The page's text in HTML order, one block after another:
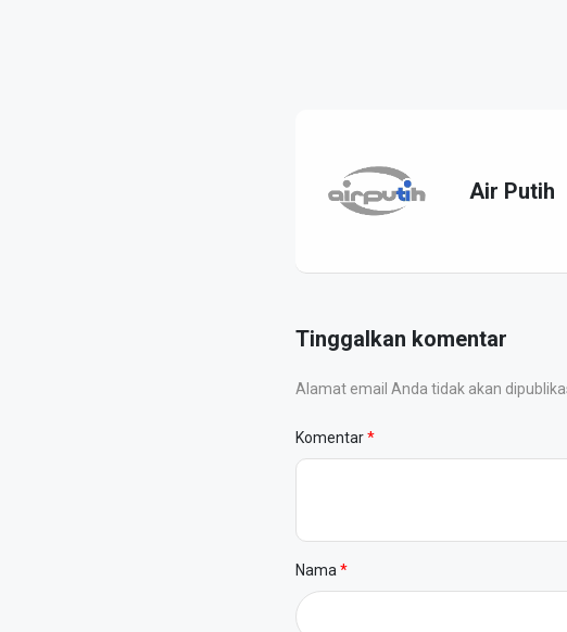
Air Putih
Tinggalkan komentar
Alamat email Anda tidak akan
Komentar
Nama